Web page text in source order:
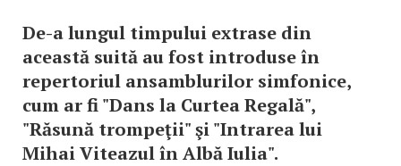
De-a lungul timpului extrase din
această suită au fost introduse în
repertoriul ansamblurilor simfonice,
cum ar fi "Dans la Curtea Regală",
"Răsună trompeţii" şi "Intrarea lui
Mihai Viteazul în Albă Iulia".